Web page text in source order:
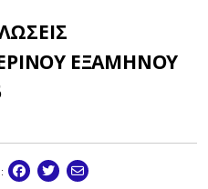
ΕΞΑΜΗΝΟΥ